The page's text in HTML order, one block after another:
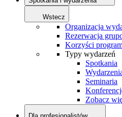
Wstecz
Organizacja
Rezerwacja
Korzyści
Typy wydarzeń
Spotkania
Seminaria
Zobacz